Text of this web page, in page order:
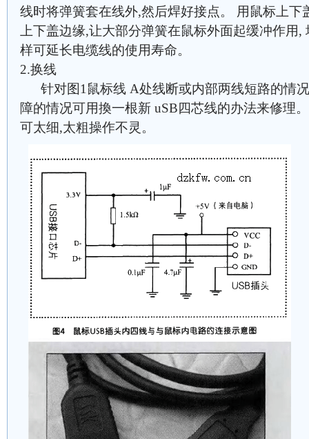
线时将弹簧套在线外,然后焊好接点。 用鼠标上下
上下盖边缘,让大部分弹簧在鼠标外面起缓冲作用
样可延长电缆线的使用寿命。
2.换线
针对图1鼠标线 A处线断或内部两线短路的情
障的情况可用換一根新 uSB四芯线的办法来修理
可太细,太粗操作不灵。